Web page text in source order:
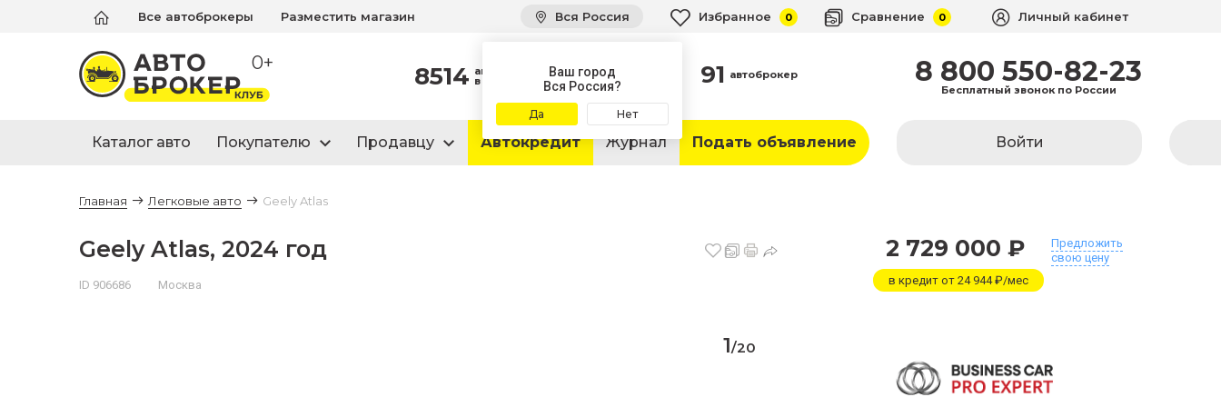
Все автоброкеры Разместить магазин Вся Россия
Ваш город
Вся Россия?
Да Нет
Избранное 0 Сравнение 0 Личный кабинет
0+ 8514 автомобилей
в продаже 91 автоброкер 8 800 550-82-23
Бесплатный звонок по России
Каталог авто Покупателю Продавцу Автокредит Журнал Подать объявление Войти
Главная Легковые авто Geely Atlas
Geely Atlas, 2024 год
ID 906686 Москва
2 729 000 ₽
Предложить
свою цену
в кредит от 24 944 ₽/мес
1/20